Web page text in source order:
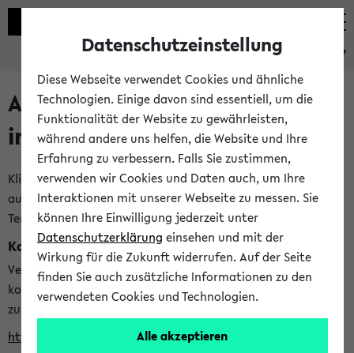
eKVV
Alle veröffentlichten Semester
im eKVV
Klicken Sie auf das Semester, welches Sie für Ihre Sitzung
auswählen möchten. Bitte beachten Sie auch die weiteren
Termine imKalender der Lehrplanung
Kalenderintegration
Verwenden Sie die folgende Adresse, um mit einer
kompatiblen Kalenderanwendung auf die Vorlesungszeiten
zuzugreifen (nähere Informationen
finden Sie hier
https://ekvv.uni-bielefeld.de/ws/calendar?vz
Datenschutzeinstellung
Diese Webseite verwendet Cookies und ähnliche
Technologien. Einige davon sind essentiell, um die
Funktionalität der Website zu gewährleisten,
während andere uns helfen, die Website und Ihre
Erfahrung zu verbessern. Falls Sie zustimmen,
verwenden wir Cookies und Daten auch, um Ihre
Interaktionen mit unserer Webseite zu messen. Sie
können Ihre Einwilligung jederzeit unter
Datenschutzerklärung einsehen und mit der
Wirkung für die Zukunft widerrufen. Auf der Seite
finden Sie auch zusätzliche Informationen zu den
verwendeten Cookies und Technologien.
Alle akzeptieren